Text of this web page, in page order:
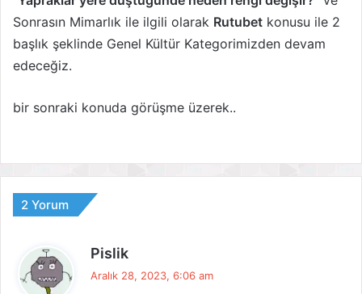
Sonrasın Mimarlık ile ilgili olarak Rutubet konusu ile 2
başlık şeklinde Genel Kültür Kategorimizden devam
edeceğiz.
bir sonraki konuda görüşme üzerek..
2 Yorum
Pislik
Aralık 28, 2023, 6:06 am